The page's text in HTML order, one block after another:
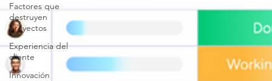
Factores que
destruyen
proyectos
Experiencia del
cliente
Innovación